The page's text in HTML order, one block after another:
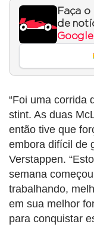
Faça o
de
“Foi uma corrida
stint. As duas
então tive que
embora difícil de
Verstappen.
semana
trabalhando,
em sua melhor
para conquistar